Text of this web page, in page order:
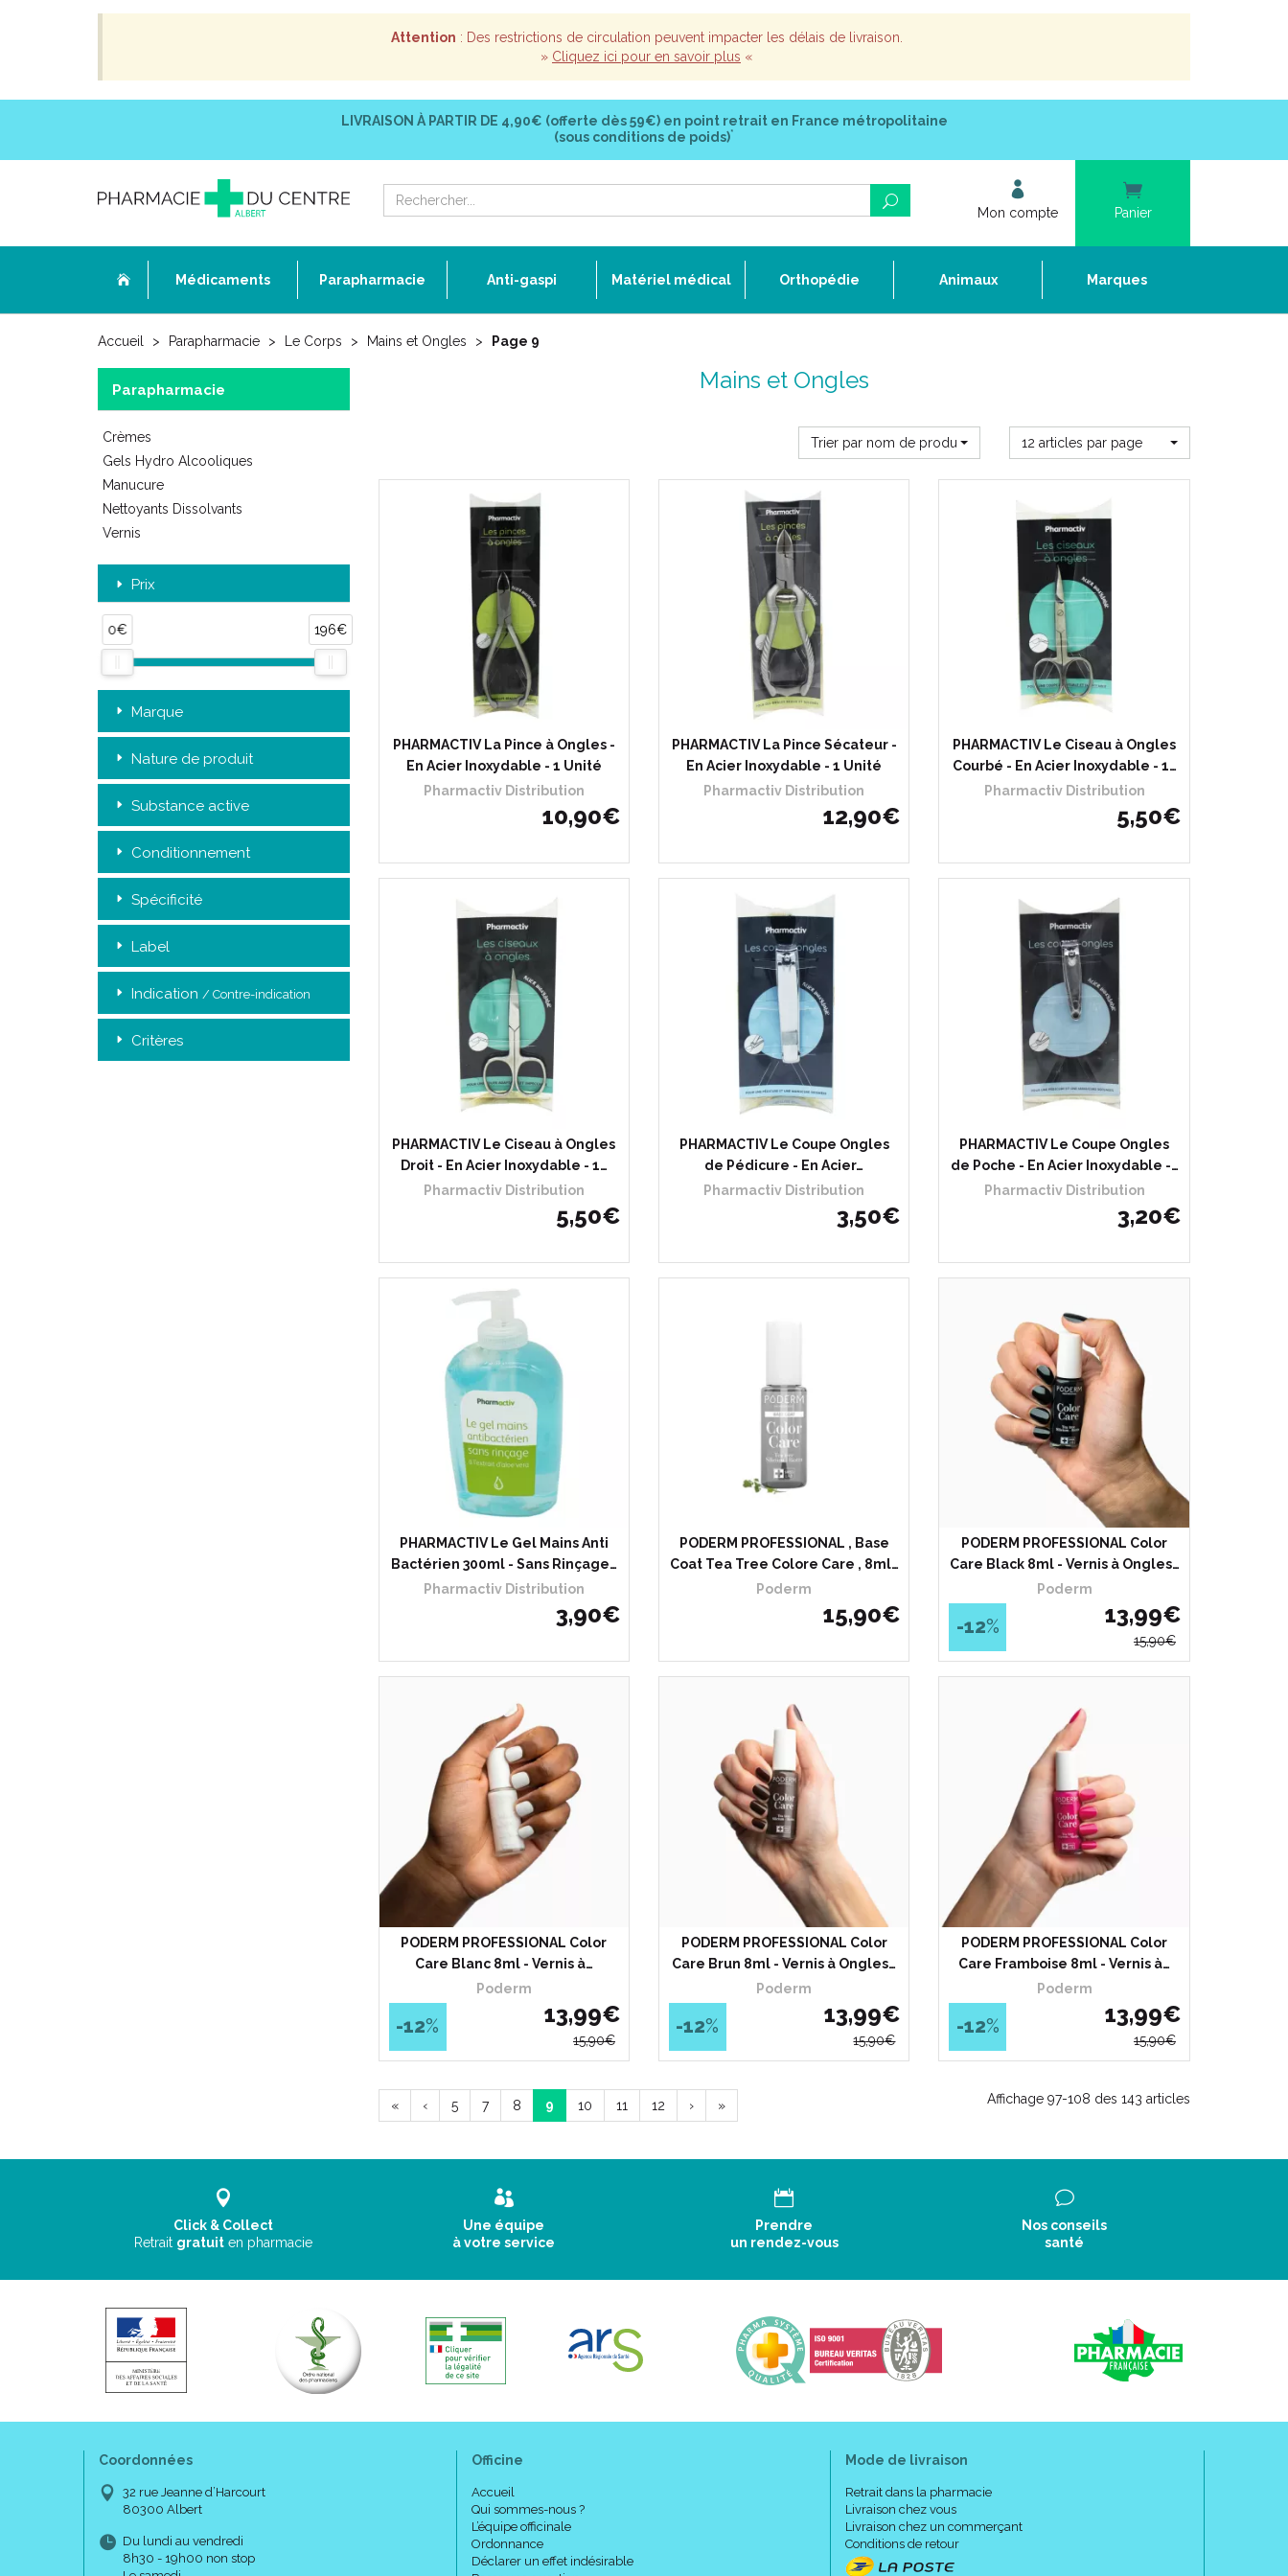
Attention : Des restrictions de circulation peuvent impacter les délais de livraison.
» Cliquez ici pour en savoir plus «
LIVRAISON À PARTIR DE 4,90€ (offerte dès 59€) en point retrait en France métropolitaine
(sous conditions de poids)*
Mon compte Panier
Médicaments Parapharmacie Anti-gaspi Matériel médical Orthopédie Animaux Marques
Accueil Parapharmacie Le Corps Mains et Ongles Page 9
Parapharmacie
Crèmes
Gels Hydro Alcooliques
Manucure
Nettoyants Dissolvants
Vernis
Prix
0€ 196€
Marque
Nature de produit
Substance active
Conditionnement
Spécificité
Label
Indication / Contre-indication
Critères
Mains et Ongles
Trier par nom de produit 12 articles par page
PHARMACTIV La Pince à Ongles -
En Acier Inoxydable - 1 Unité
Pharmactiv Distribution
10,90€
PHARMACTIV La Pince Sécateur -
En Acier Inoxydable - 1 Unité
Pharmactiv Distribution
12,90€
PHARMACTIV Le Ciseau à Ongles
Courbé - En Acier Inoxydable - 1…
Pharmactiv Distribution
5,50€
PHARMACTIV Le Ciseau à Ongles
Droit - En Acier Inoxydable - 1…
Pharmactiv Distribution
5,50€
PHARMACTIV Le Coupe Ongles
de Pédicure - En Acier…
Pharmactiv Distribution
3,50€
PHARMACTIV Le Coupe Ongles
de Poche - En Acier Inoxydable -…
Pharmactiv Distribution
3,20€
PHARMACTIV Le Gel Mains Anti
Bactérien 300ml - Sans Rinçage…
Pharmactiv Distribution
3,90€
PODERM PROFESSIONAL , Base
Coat Tea Tree Colore Care , 8ml…
Poderm
15,90€
PODERM PROFESSIONAL Color
Care Black 8ml - Vernis à Ongles…
Poderm
13,99€
15,90€
-12%
PODERM PROFESSIONAL Color
Care Blanc 8ml - Vernis à…
Poderm
13,99€
15,90€
-12%
PODERM PROFESSIONAL Color
Care Brun 8ml - Vernis à Ongles…
Poderm
13,99€
15,90€
-12%
PODERM PROFESSIONAL Color
Care Framboise 8ml - Vernis à…
Poderm
13,99€
15,90€
-12%
« ‹ 5 7 8 9 10 11 12 › » Affichage 97-108 des 143 articles
Click & Collect
Retrait gratuit en pharmacie
Une équipe
à votre service
Prendre
un rendez-vous
Nos conseils
santé
Coordonnées
32 rue Jeanne d’Harcourt
80300 Albert
Du lundi au vendredi
8h30 - 19h00 non stop
Officine
Accueil
Qui sommes-nous ?
L’équipe officinale
Ordonnance
Déclarer un effet indésirable
Mode de livraison
Retrait dans la pharmacie
Livraison chez vous
Livraison chez un commerçant
Conditions de retour